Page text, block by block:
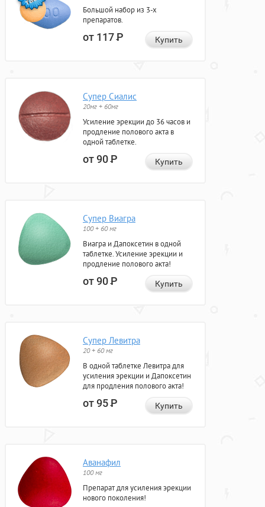
Большой набор из 3-х
препаратов.
от 117Р Купить
Супер Сиалис
20мг + 60мг
Усиление эрекции до 36 часов и
продление полового акта в
одной таблетке.
от 90Р Купить
Супер Виагра
100 + 60 мг
Виагра и Дапоксетин в одной
таблетке. Усиление эрекции и
продление полового акта!
от 90Р Купить
Супер Левитра
20 + 60 мг
В одной таблетке Левитра для
усиления эрекции и Дапоксетин
для продления полового акта!
от 95Р Купить
Аванафил
100 мг
Препарат для усиления эрекции
нового поколения!